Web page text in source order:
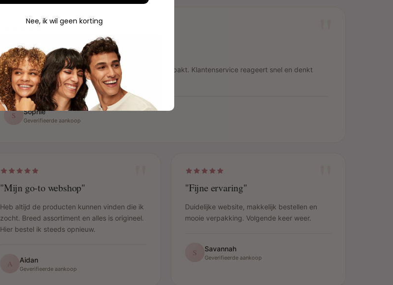
"Snelle levering en top service"
Bestelling was de volgende dag binnen en netjes verpakt. Klantenservice reageert snel en denkt
mee. Echt een aanrader!
S Sophie
Geverifieerde aankoop
"Mijn go-to webshop"
Heb altijd de producten kunnen vinden die ik
zocht. Breed assortiment en alles is origineel.
Hier bestel ik steeds opnieuw.
A Aidan
Geverifieerde aankoop
"Fijne ervaring"
Duidelijke website, makkelijk bestellen en
mooie verpakking. Volgende keer weer.
S Savannah
Geverifieerde aankoop
Nee, ik wil geen korting